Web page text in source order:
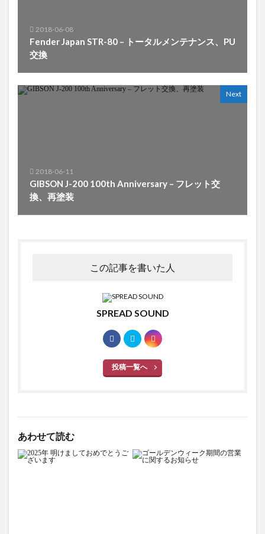
2018-06-08
Fender Japan STR-80 – トータルメンテナンス、PU
交換
Next
2018-06-11
GIBSON J-200 100th Anniversary – フレット交
換、再塗装
この記事を書いた人
SPREAD SOUND
投稿一覧へ
あわせて読む